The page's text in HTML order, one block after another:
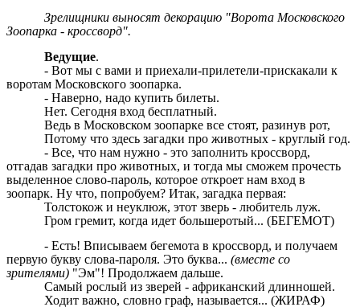
Зрелищники выносят декорацию "Ворота Московского
Зоопарка - кроссворд".
Ведущие.
- Вот мы с вами и приехали-прилетели-прискакали к
воротам Московского зоопарка.
- Наверно, надо купить билеты.
Нет. Сегодня вход бесплатный.
Ведь в Московском зоопарке все стоят, разинув рот,
Потому что здесь загадки про животных - круглый год.
- Все, что нам нужно - это заполнить кроссворд,
отгадав загадки про животных, и тогда мы сможем прочесть
выделенное слово-пароль, которое откроет нам вход в
зоопарк. Ну что, попробуем? Итак, загадка первая:
Толстокож и неуклюж, этот зверь - любитель луж.
Гром гремит, когда идет большеротый... (БЕГЕМОТ)
- Есть! Вписываем бегемота в кроссворд, и получаем
первую букву слова-пароля. Это буква... (вместе со
зрителями) "Эм"! Продолжаем дальше.
Самый рослый из зверей - африканский длинношей.
Ходит важно, словно граф, называется... (ЖИРАФ)